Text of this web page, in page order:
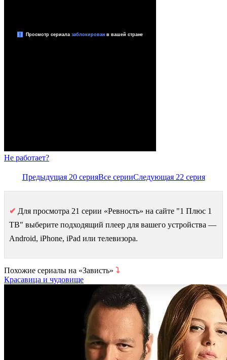
Не работает?
Предыдущая 20 серияВсе серииСледующая 22 серия
✔ Для просмотра 21 серии «Ревность» на сайте "1 Плюс 1
ТВ" выберите подходящий плеер для вашего устройства —
Android, iPhone, iPad или телевизора.
Похожие сериалы на «Зависть» ⤵
Красавица и чудовище